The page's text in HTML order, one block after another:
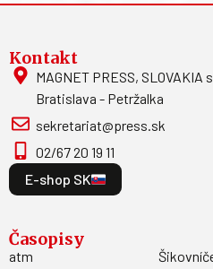
Kontakt
MAGNET PRESS, SLOVAKIA
Bratislava - Petržalka
sekretariat@press.sk
02/67 20 19 11
E-shop SK
Časopisy
atm